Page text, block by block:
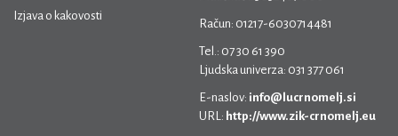
Izjava o kakovosti
Račun: 01217-6030714481
Tel.: 07 30 61 390
Ljudska univerza: 031 377 061
E-naslov: info@lucrnomelj.si
URL: http://www.zik-crnomelj.eu